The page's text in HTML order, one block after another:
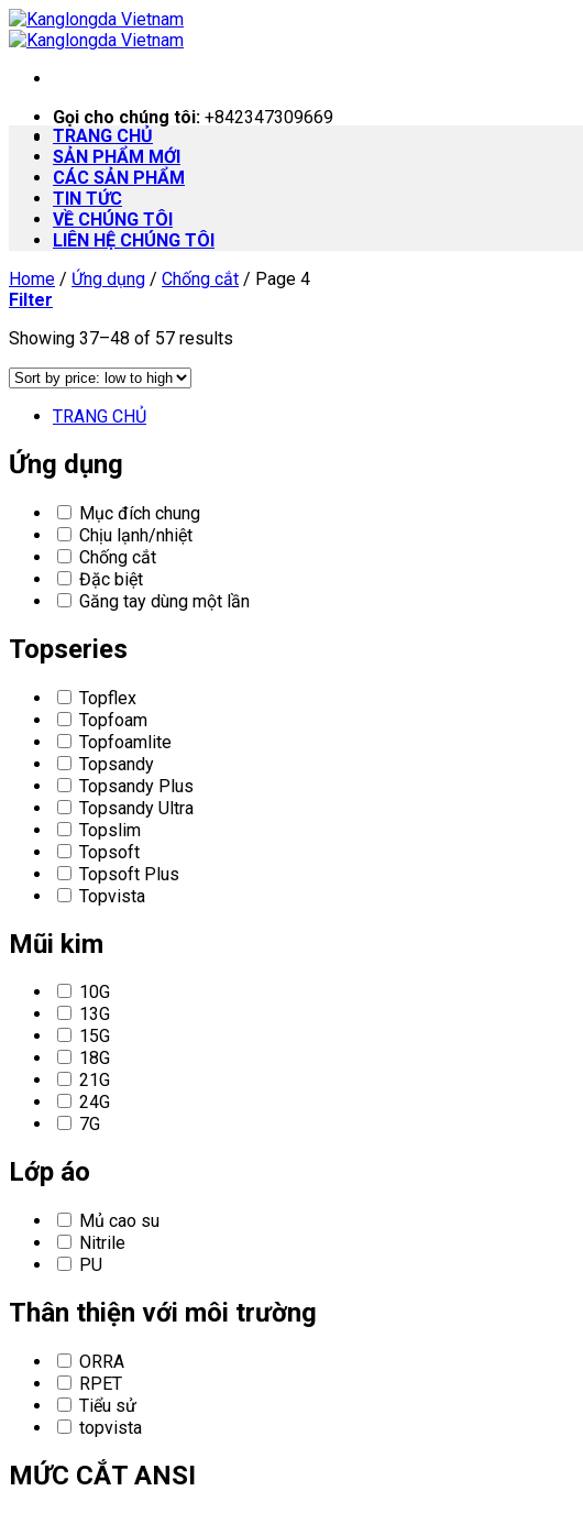
Skip
to
Gọi cho chúng tôi: +842347309669
TRANG CHỦ
SẢN PHẨM MỚI
CÁC SẢN PHẨM
TIN TỨC
VỀ CHÚNG TÔI
LIÊN HỆ CHÚNG TÔI
Home / Ứng dụng / Chống cắt / Page 4
Filter
Showing 37–48 of 57 results
TRANG CHỦ
Ứng dụng
Mục đích chung
Chịu lạnh/nhiệt
Chống cắt
Đặc biệt
Găng tay dùng một lần
Topseries
Topflex
Topfoam
Topfoamlite
Topsandy
Topsandy Plus
Topsandy Ultra
Topslim
Topsoft
Topsoft Plus
Topvista
Mũi kim
10G
13G
15G
18G
21G
24G
7G
Lớp áo
Mủ cao su
Nitrile
PU
Thân thiện với môi trường
ORRA
RPET
Tiểu sử
topvista
MỨC CẮT ANSI